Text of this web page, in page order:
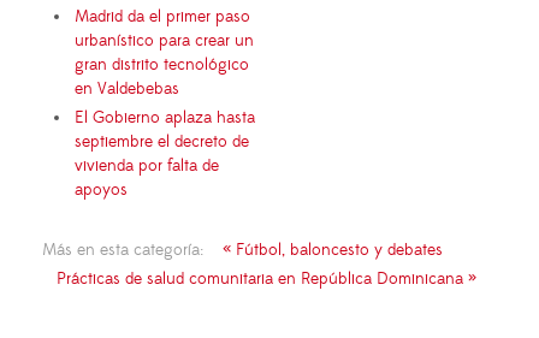
Madrid da el primer paso
urbanístico para crear un
gran distrito tecnológico
en Valdebebas
El Gobierno aplaza hasta
septiembre el decreto de
vivienda por falta de
apoyos
Más en esta categoría:
« Fútbol, baloncesto y debates
Prácticas de salud comunitaria en República Dominicana »